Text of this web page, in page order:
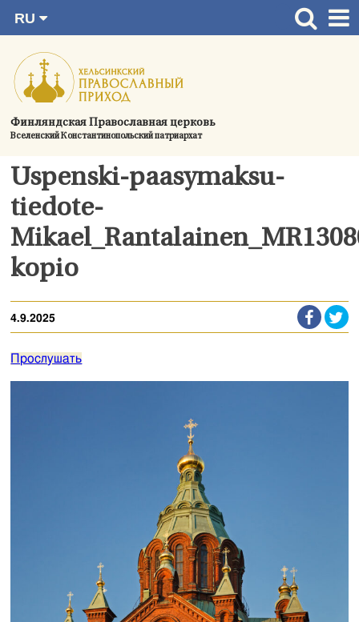
содержимому
Финляндская Православная церковь
Вселенский Константинопольский патриархат
RU
SV
EN
UA
Главная страница
Актуальное
Україна
О приходе
Контактная информация
Uspenski-paasymaksu-
tiedote-
kopio
4.9.2025
Прослушать